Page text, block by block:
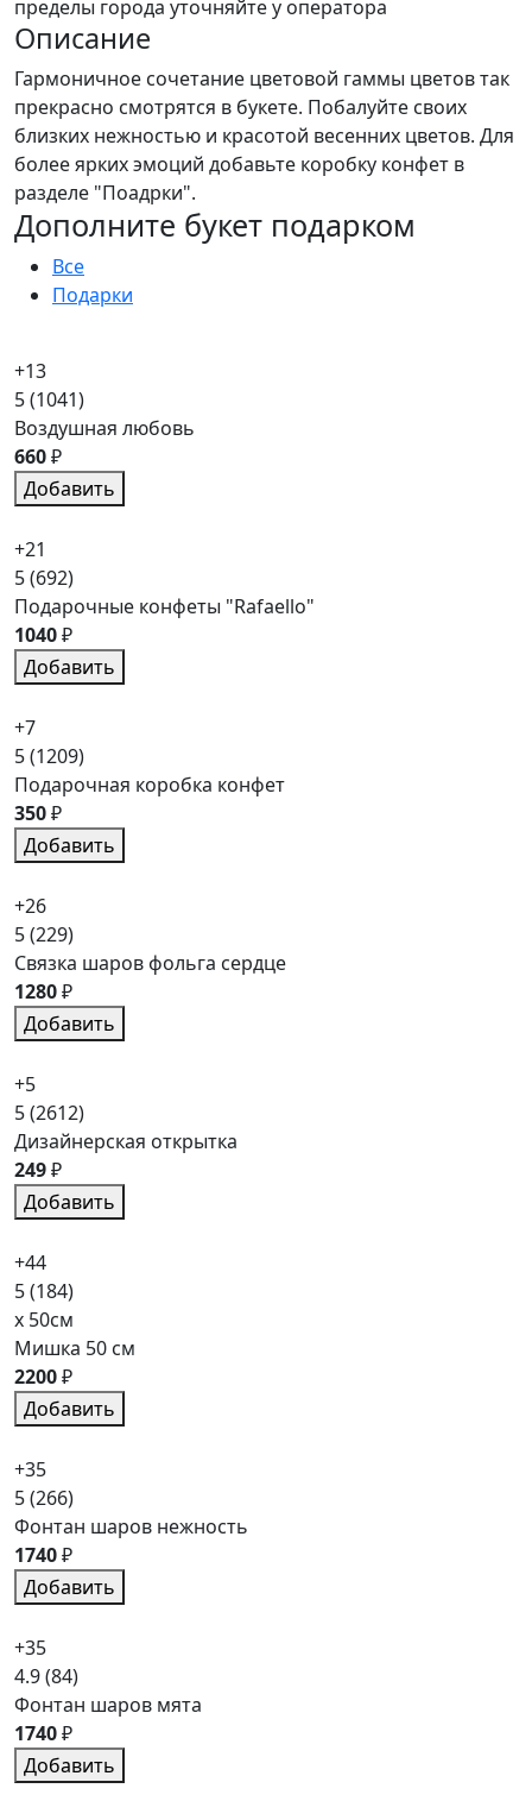
пределы города уточняйте у оператора
Описание
Гармоничное сочетание цветовой гаммы цветов так
прекрасно смотрятся в букете. Побалуйте своих
близких нежностью и красотой весенних цветов. Для
более ярких эмоций добавьте коробку конфет в
разделе "Поадрки".
Дополните букет подарком
Все
Подарки
+13
5(1041)
Воздушная любовь
660₽
Добавить
+21
5(692)
Подарочные конфеты "Rafaello"
1040₽
Добавить
+7
5(1209)
Подарочная коробка конфет
350₽
Добавить
+26
5(229)
Связка шаров фольга сердце
1280₽
Добавить
+5
5(2612)
Дизайнерская открытка
249₽
Добавить
+44
5(184)
x 50см
Мишка 50 см
2200₽
Добавить
+35
5(266)
Фонтан шаров нежность
1740₽
Добавить
+35
4.9(84)
Фонтан шаров мята
1740₽
Добавить